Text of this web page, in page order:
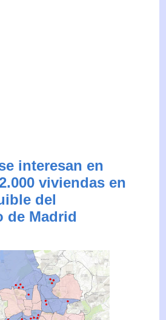
interesan en
viviendas en
del
de Madrid